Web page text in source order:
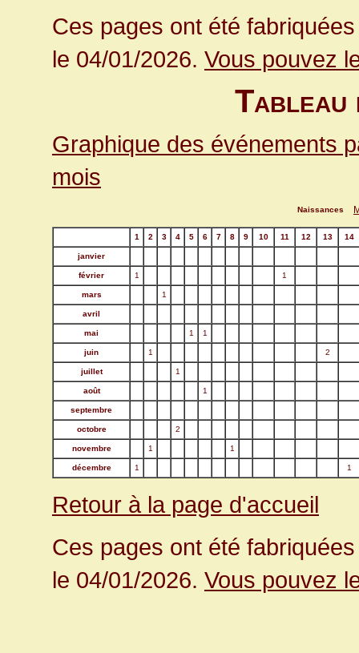
Ces pages ont été
le 04/01/2026. Vous pouvez
Tableau
Graphique des événements
mois
Naissances
1 2 3 4 5 6 7 8 9 10 11 12 13 14
janvier
février 1 1
mars 1
avril
mai 1 1
juin 1 2
juillet 1
août 1
septembre
octobre 2
novembre 1 1
décembre 1 1
Retour à la page d'accueil
Ces pages ont été
le 04/01/2026. Vous pouvez